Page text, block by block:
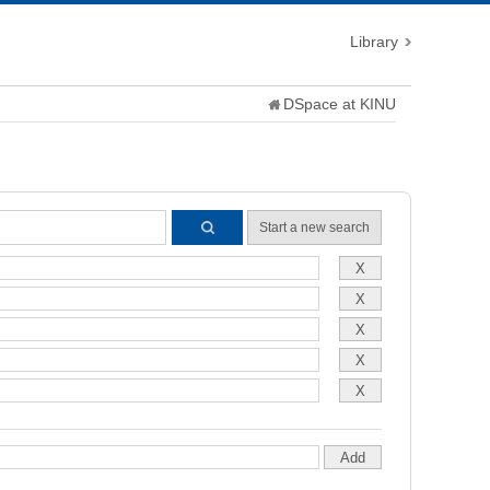
Library
DSpace at KINU
Start a new search